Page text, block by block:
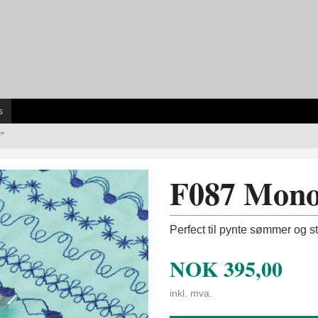
F087
Perfect til pynte sømmer og
NOK395,00
inkl. mva.